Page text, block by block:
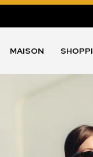
MAISON